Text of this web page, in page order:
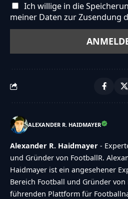
Ich willige in die
meiner Daten zur Zusendung
ALEXANDER R. HAIDMAYER
Alexander R. Haidmayer -
und Gründer von FootballR.
Haidmayer ist ein angesehener
Bereich Football und Gründer von
führenden Plattform für